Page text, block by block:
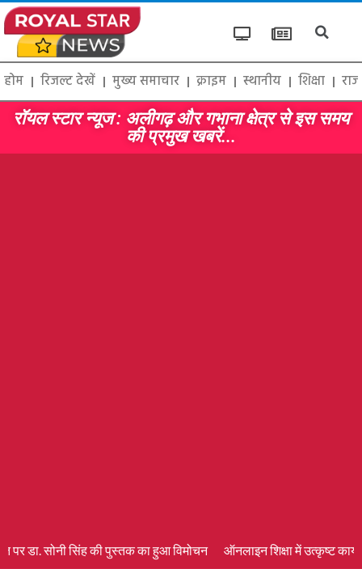
होम रिजल्ट देखें मुख्य समाचार क्राइम स्थानीय शिक्षा
रॉयल स्टार न्यूज : अलीगढ़ और गभाना क्षेत्र से इस समय
की प्रमुख खबरें...
डा. सोनी सिंह की पुस्तक का हुआ विमोचन ऑनलाइन शिक्षा में उत्कृष्ट कार्य के